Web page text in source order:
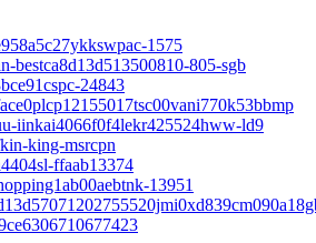
1575
bestca8d13d513500810-805-sgb
24843
iinkai4066f0f4lekr425524hww-ld9
king-msrcpn
ffaab13374
13951